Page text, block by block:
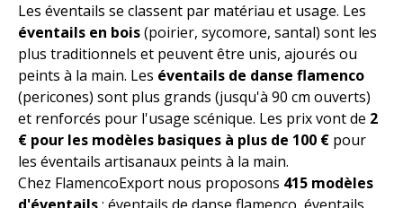
Les éventails se classent par matériau et usage. Les
éventails en bois(poirier, sycomore, santal) sont les
plus traditionnels et peuvent être unis, ajourés ou
peints à la main. Les éventails de danse flamenco
(pericones) sont plus grands (jusqu'à 90 cm ouverts)
et renforcés pour l'usage scénique. Les prix vont de 2
€ pour les modèles basiques à plus de 100 € pour
les éventails artisanaux peints à la main.
Chez FlamencoExport nous proposons 415 modèles